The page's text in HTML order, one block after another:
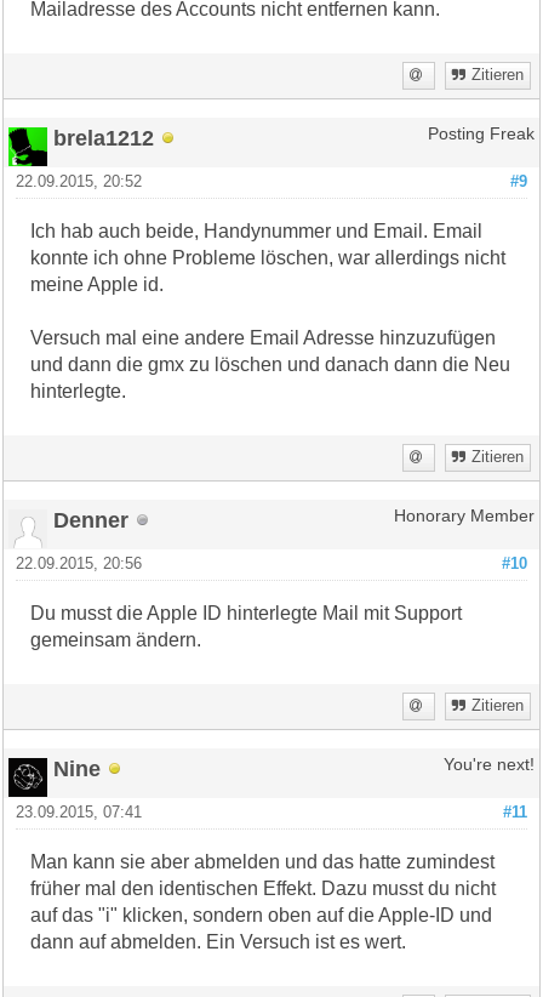
Mailadresse des Accounts nicht entfernen kann.
Zitieren
brela1212 Posting Freak
#9
22.09.2015, 20:52
Ich hab auch beide, Handynummer und Email. Email
konnte ich ohne Probleme löschen, war allerdings nicht
meine Apple id.
Versuch mal eine andere Email Adresse hinzuzufügen
und dann die gmx zu löschen und danach dann die Neu
hinterlegte.
Zitieren
Denner Honorary Member
#10
22.09.2015, 20:56
Du musst die Apple ID hinterlegte Mail mit Support
gemeinsam ändern.
Zitieren
Nine You're next!
#11
23.09.2015, 07:41
Man kann sie aber abmelden und das hatte zumindest
früher mal den identischen Effekt. Dazu musst du nicht
auf das "i" klicken, sondern oben auf die Apple-ID und
dann auf abmelden. Ein Versuch ist es wert.